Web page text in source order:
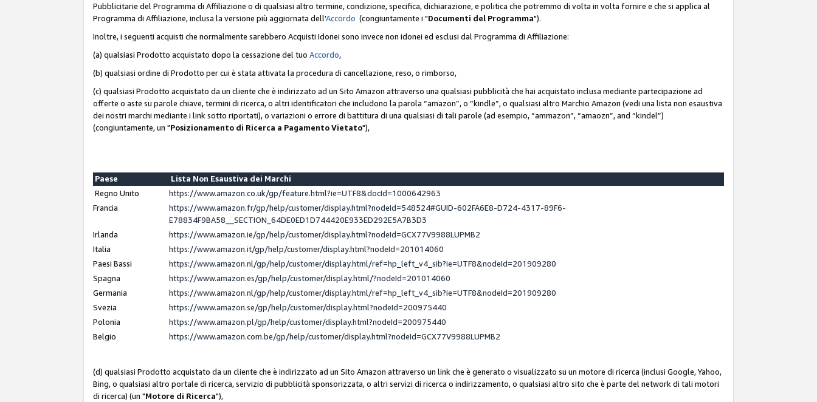
Pubblicitarie del Programma di Affiliazione o di qualsiasi altro termine, condizione, specifica, dichiarazione, e politica che potremmo di volta in volta fornire e che si applica al
Programma di Affiliazione, inclusa la versione più aggiornata dell'Accordo (congiuntamente i "Documenti del Programma").
Inoltre, i seguenti acquisti che normalmente sarebbero Acquisti Idonei sono invece non idonei ed esclusi dal Programma di Affiliazione:
(a) qualsiasi Prodotto acquistato dopo la cessazione del tuo Accordo,
(b) qualsiasi ordine di Prodotto per cui è stata attivata la procedura di cancellazione, reso, o rimborso,
(c) qualsiasi Prodotto acquistato da un cliente che è indirizzato ad un Sito Amazon attraverso una qualsiasi pubblicità che hai acquistato inclusa mediante partecipazione ad
offerte o aste su parole chiave, termini di ricerca, o altri identificatori che includono la parola “amazon”, o “kindle”, o qualsiasi altro Marchio Amazon (vedi una lista non esaustiva
dei nostri marchi mediante i link sotto riportati), o variazioni o errore di battitura di una qualsiasi di tali parole (ad esempio, “ammazon”, “amaozn”, and “kindel”)
(congiuntamente, un "Posizionamento di Ricerca a Pagamento Vietato"),
Paese
Lista Non Esaustiva dei Marchi
Regno Unito
https://www.amazon.co.uk/gp/feature.html?ie=UTF8&docId=1000642963
Francia
https://www.amazon.fr/gp/help/customer/display.html?nodeId=548524#GUID-602FA6E8-D724-4317-89F6-
E78834F9BA58__SECTION_64DE0ED1D744420E933ED292E5A7B3D3
Irlanda
https://www.amazon.ie/gp/help/customer/display.html?nodeId=GCX77V9988LUPMB2
Italia
https://www.amazon.it/gp/help/customer/display.html?nodeId=201014060
Paesi Bassi
https://www.amazon.nl/gp/help/customer/display.html/ref=hp_left_v4_sib?ie=UTF8&nodeId=201909280
Spagna
https://www.amazon.es/gp/help/customer/display.html/?nodeId=201014060
Germania
https://www.amazon.nl/gp/help/customer/display.html/ref=hp_left_v4_sib?ie=UTF8&nodeId=201909280
Svezia
https://www.amazon.se/gp/help/customer/display.html?nodeId=200975440
Polonia
https://www.amazon.pl/gp/help/customer/display.html?nodeId=200975440
Belgio
https://www.amazon.com.be/gp/help/customer/display.html?nodeId=GCX77V9988LUPMB2
(d) qualsiasi Prodotto acquistato da un cliente che è indirizzato ad un Sito Amazon attraverso un link che è generato o visualizzato su un motore di ricerca (inclusi Google, Yahoo,
Bing, o qualsiasi altro portale di ricerca, servizio di pubblicità sponsorizzata, o altri servizi di ricerca o indirizzamento, o qualsiasi altro sito che è parte del network di tali motori
di ricerca) (un "Motore di Ricerca"),